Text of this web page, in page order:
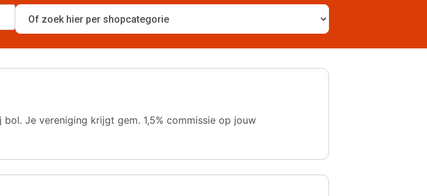
Je vereniging krijgt gem. 1,5% commissie op jouw